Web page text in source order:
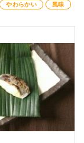
やわらかい 風味